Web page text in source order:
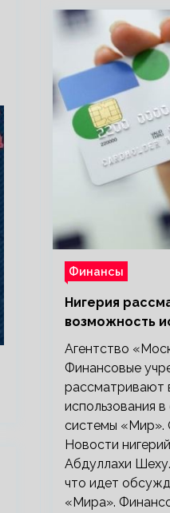
Финансы
Нигерия
возможность
платежной
Агентство
Финансовые
рассматривают
использования
системы
Новости
Абдуллахи
что идет
«Мира».